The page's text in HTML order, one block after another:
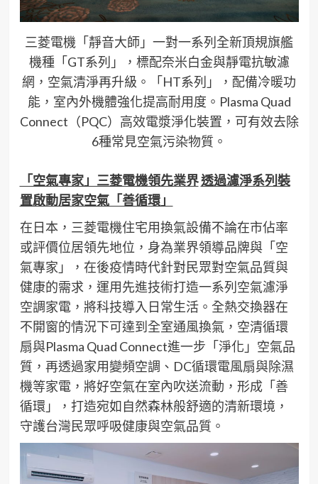
三菱電機「靜音大師」一對一系列全新頂規旗艦
機種「GT系列」，標配奈米白金與靜電抗敏濾
網，空氣清淨再升級。「HT系列」，配備冷暖功
能，室內外機體強化提高耐用度。Plasma Quad
Connect（PQC）高效電漿淨化裝置，可有效去除
6種常見空氣污染物質。
「空氣專家」三菱電機領先業界透過濾淨系列裝
置啟動居家空氣「善循環」
在日本，三菱電機住宅用換氣設備不論在市佔率
或評價位居領先地位，身為業界領導品牌與「空
氣專家」，在後疫情時代針對民眾對空氣品質與
健康的需求，運用先進技術打造一系列空氣濾淨
空調家電，將科技導入日常生活。全熱交換器在
不開窗的情況下可達到全室通風換氣，空清循環
扇與Plasma Quad Connect進一步「淨化」空氣品
質，再透過家用變頻空調、DC循環電風扇與除濕
機等家電，將好空氣在室內吹送流動，形成「善
循環」，打造宛如自然森林般舒適的清新環境，
守護台灣民眾呼吸健康與空氣品質。